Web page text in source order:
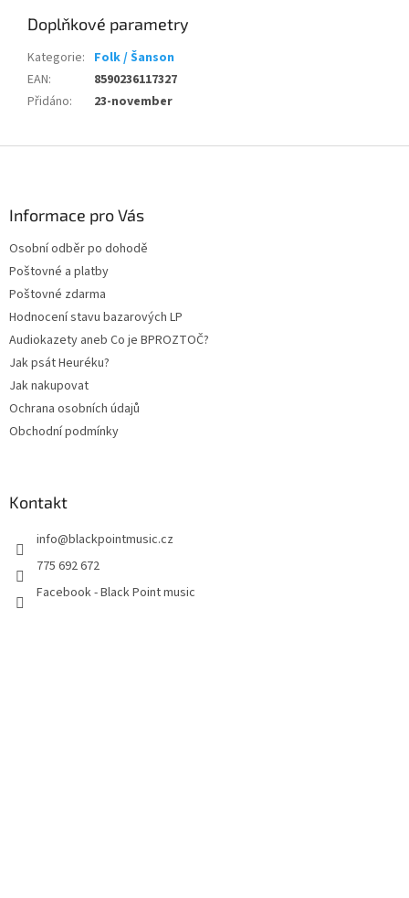
Doplňkové parametry
Kategorie: Folk / Šanson
EAN:
8590236117327
Přidáno: 23-november
Informace pro Vás
Osobní odběr po dohodě
Poštovné a platby
Poštovné zdarma
Hodnocení stavu bazarových LP
Audiokazety aneb Co je BPROZTOČ?
Jak psát Heuréku?
Jak nakupovat
Ochrana osobních údajů
Obchodní podmínky
Kontakt
info@blackpointmusic.cz
775 692 672
Facebook - Black Point music